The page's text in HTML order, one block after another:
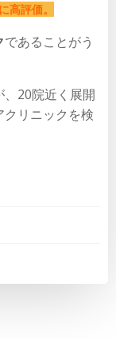
高評価。
であることがう
20院近く展開
リニックを検